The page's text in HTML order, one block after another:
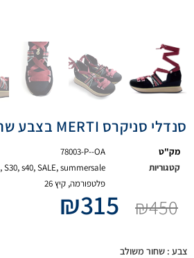
סנדלי סניקרס MERTI בצבע שחור
מק"ט
78003-P--OA
קטגוריות
,S30,s40,SALE,summersale
פלטפורמה, קיץ 26
₪450
₪315
צבע : שחור משולב